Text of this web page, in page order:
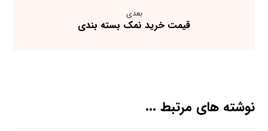
بعدی
قیمت خرید نمک بسته بندی
نوشته های مرتبط ...